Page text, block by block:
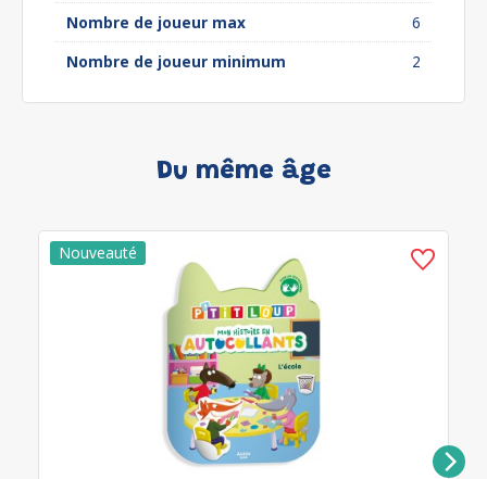
Nombre de joueur max
6
Nombre de joueur minimum
2
Du même âge